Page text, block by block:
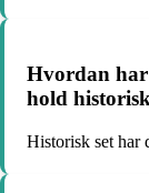
Hvordan har
hold
Historisk set har